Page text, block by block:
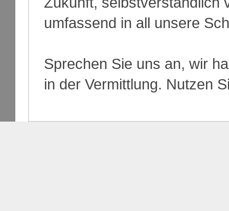
umfassend in all unsere
Sprechen Sie uns an, wir
in der Vermittlung. Nutzen